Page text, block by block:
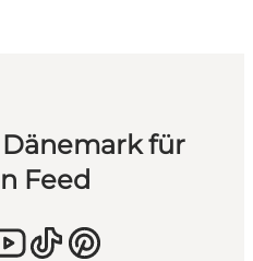
für
Feed